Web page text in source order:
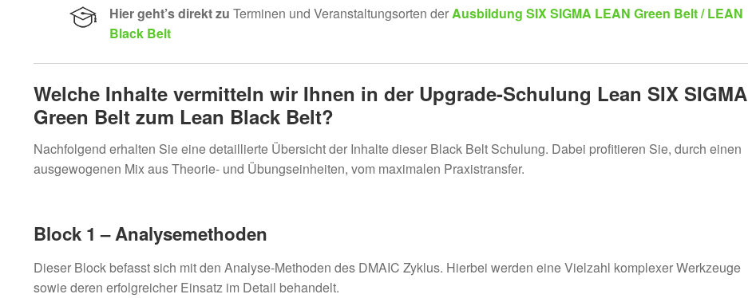
Hier geht’s direkt zu Terminen und Veranstaltungsorten derAusbildung SIX SIGMA LEAN Green Belt / LEAN
Black Belt
Welche Inhalte vermitteln wir Ihnen in der Upgrade-Schulung Lean SIX SIGMA
Green Belt zum Lean Black Belt?
Nachfolgend erhalten Sie eine detaillierte Übersicht der Inhalte dieser Black Belt Schulung. Dabei profitieren Sie, durch einen
ausgewogenen Mix aus Theorie- und Übungseinheiten, vom maximalen Praxistransfer.
Block 1 – Analysemethoden
Dieser Block befasst sich mit den Analyse-Methoden des DMAIC Zyklus. Hierbei werden eine Vielzahl komplexer Werkzeuge
sowie deren erfolgreicher Einsatz im Detail behandelt.